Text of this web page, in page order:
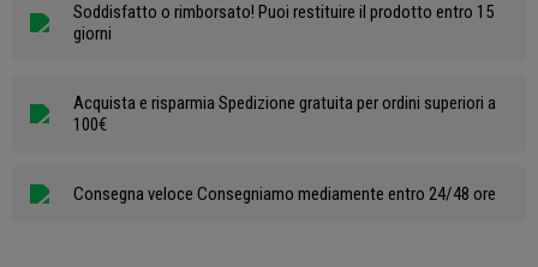
Soddisfatto o rimborsato! Puoi restituire il prodotto entro 15
giorni
Acquista e risparmia Spedizione gratuita per ordini superiori a
100€
Consegna veloce Consegniamo mediamente entro 24/48 ore